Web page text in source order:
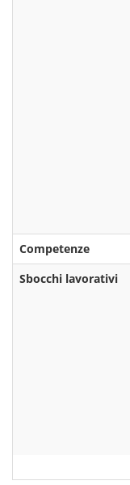
Competenze
Sbocchi lavorativi